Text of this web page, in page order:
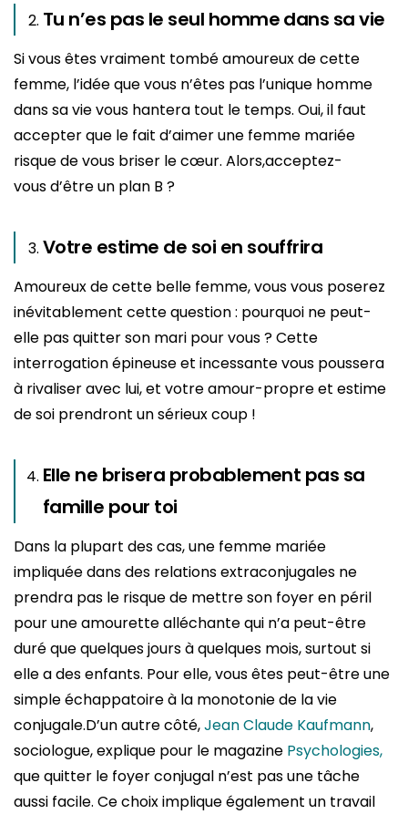
Tu n’es pas le seul homme dans sa vie
Si vous êtes vraiment tombé amoureux de cette
femme, l’idée que vous n’êtes pas l’unique homme
dans sa vie vous hantera tout le temps. Oui, il faut
accepter que le fait d’aimer une femme mariée
risque de vous briser le cœur. Alors,acceptez-
vous d’être un plan B ?
Votre estime de soi en souffrira
Amoureux de cette belle femme, vous vous poserez
inévitablement cette question : pourquoi ne peut-
elle pas quitter son mari pour vous ? Cette
interrogation épineuse et incessante vous poussera
à rivaliser avec lui, et votre amour-propre et estime
de soi prendront un sérieux coup !
Elle ne brisera probablement pas sa
famille pour toi
Dans la plupart des cas, une femme mariée
impliquée dans des relations extraconjugales ne
prendra pas le risque de mettre son foyer en péril
pour une amourette alléchante qui n’a peut-être
duré que quelques jours à quelques mois, surtout si
elle a des enfants. Pour elle, vous êtes peut-être une
simple échappatoire à la monotonie de la vie
conjugale.D’un autre côté,Jean Claude Kaufmann,
sociologue, explique pour le magazine Psychologies,
que quitter le foyer conjugal n’est pas une tâche
aussi facile. Ce choix implique également un travail